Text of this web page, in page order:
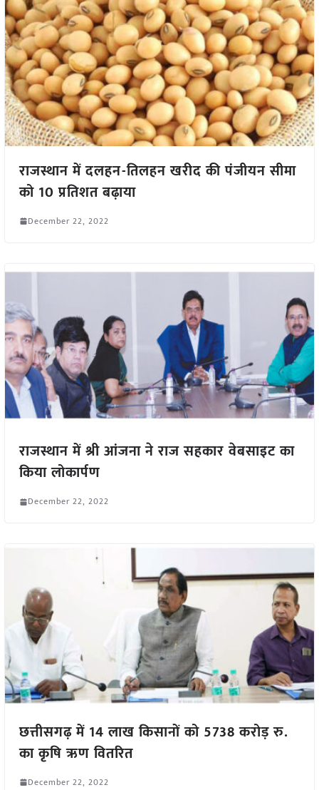
राजस्थान में दलहन-तिलहन खरीद की पंजीयन सीमा
को 10 प्रतिशत बढ़ाया
December 22, 2022
राजस्थान में श्री आंजना ने राज सहकार वेबसाइट का
किया लोकार्पण
December 22, 2022
छत्तीसगढ़ में 14 लाख किसानों को 5738 करोड़ रु.
का कृषि ऋण वितरित
December 22, 2022